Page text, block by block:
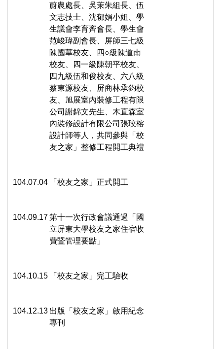
蔚農處長、吳茉朱組長、伍
文志技士、沈郁娟小姐、學
生議會李育齊會長、學生會
范峻瑋副會長、屏師三七級
陳國華校友、四○級陳道南
校友、四一級陳朝平校友、
四九級伍和俊校友、六八級
蔡東源校友、屏商林承鈞校
友、旭展室內裝修工程有限
公司謝錦文先生、木直森室
內裝修設計有限公司張珓榕
設計師等人，共同參與「校
友之家」整修工程開工典禮
104.07.04 「校友之家」正式開工
104.09.17第十一次行政會議通過「國
立屏東大學校友之家住宿收
費暨管理要點」
104.10.15 「校友之家」完工驗收
104.12.13 出版「校友之家」啟用紀念
專刊